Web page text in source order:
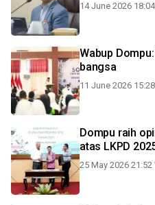
14 June 2026
Wabup
bangsa
11 June 2026
Dompu raih
atas LKPD
25 May 2026 21:52